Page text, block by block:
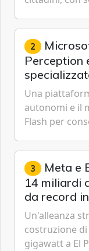
Cybersecurity.
2
Perception
Una
autonomi e il
Flash per
gestione
3 Meta e
14 miliardi
da record
Un'alleanza
costruzione
gigawatt a El